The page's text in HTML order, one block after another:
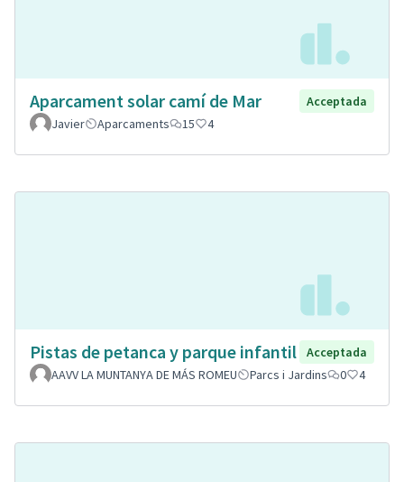
Aparcament solar camí de Mar
Acceptada
Javier
Aparcaments 15 4
Pistas de petanca y parque infantil
Acceptada
AAVV LA MUNTANYA DE MÁS ROMEU
Parcs i Jardins 0 4